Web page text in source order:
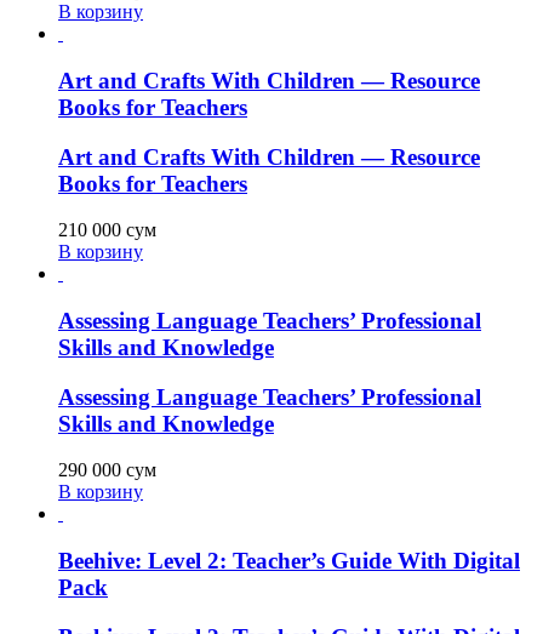
В корзину
Art and Crafts With Children — Resource
Books for Teachers
Art and Crafts With Children — Resource
Books for Teachers
210 000 сум
В корзину
Assessing Language Teachers’ Professional
Skills and Knowledge
Assessing Language Teachers’ Professional
Skills and Knowledge
290 000 сум
В корзину
Beehive: Level 2: Teacher’s Guide With Digital
Pack